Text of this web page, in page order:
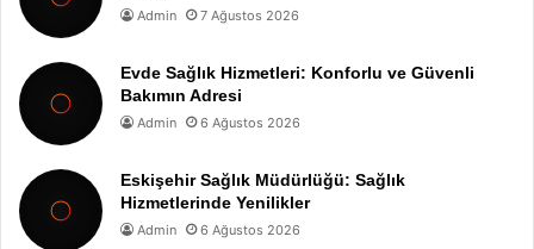
Admin 7 Ağustos 2026
Evde Sağlık Hizmetleri: Konforlu ve Güvenli
Bakımın Adresi
Admin 6 Ağustos 2026
Eskişehir Sağlık Müdürlüğü: Sağlık
Hizmetlerinde Yenilikler
Admin 6 Ağustos 2026